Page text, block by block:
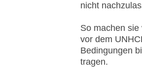
nicht
So machen
vor dem
Bedingungen
tragen.